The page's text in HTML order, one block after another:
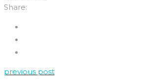
Share:
previous post